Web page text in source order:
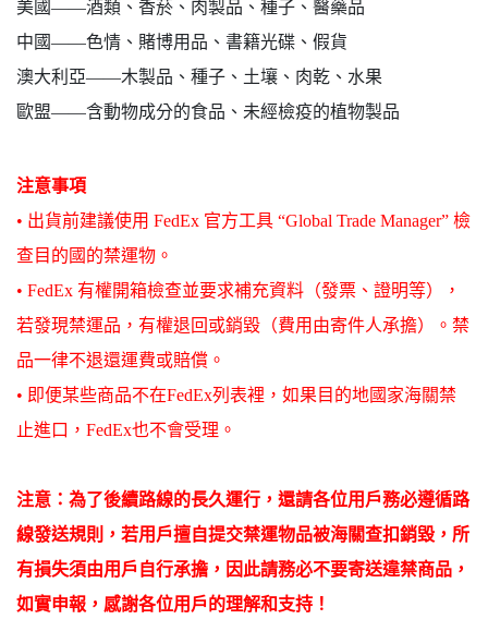
美國——酒類、香菸、肉製品、種子、醫藥品
中國——色情、賭博用品、書籍光碟、假貨
澳大利亞——木製品、種子、土壤、肉乾、水果
歐盟——含動物成分的食品、未經檢疫的植物製品
注意事項
• 出貨前建議使用 FedEx 官方工具 “Global Trade Manager” 檢
查目的國的禁運物。
• FedEx 有權開箱檢查並要求補充資料（發票、證明等），
若發現禁運品，有權退回或銷毀（費用由寄件人承擔）。禁
品一律不退還運費或賠償。
• 即便某些商品不在FedEx列表裡，如果目的地國家海關禁
止進口，FedEx也不會受理。
注意：為了後續路線的長久運行，還請各位用戶務必遵循路
線發送規則，若用戶擅自提交禁運物品被海關查扣銷毀，所
有損失須由用戶自行承擔，因此請務必不要寄送違禁商品，
如實申報，感謝各位用戶的理解和支持！